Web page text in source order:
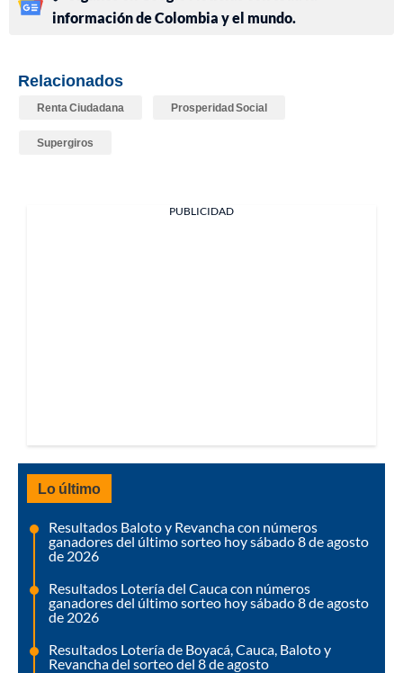
información de Colombia y el mundo.
Relacionados
Renta Ciudadana Prosperidad Social
Supergiros
PUBLICIDAD
Lo último
Resultados Baloto y Revancha con números
ganadores del último sorteo hoy sábado 8 de agosto
de 2026
Resultados Lotería del Cauca con números
ganadores del último sorteo hoy sábado 8 de agosto
de 2026
Resultados Lotería de Boyacá, Cauca, Baloto y
Revancha del sorteo del 8 de agosto